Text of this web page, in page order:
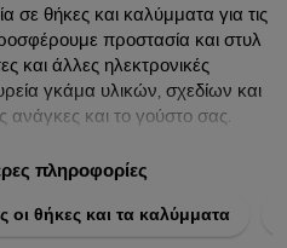
σε θήκες και καλύμματα για τις
προστασία και στυλ
και άλλες ηλεκτρονικές
γκάμα υλικών, σχεδίων και
ανάγκες και το γούστο σας.
παράλληλα δίνετε ένα
σας με τις κορυφαίες
πληροφορίες
οι θήκες και τα καλύμματα